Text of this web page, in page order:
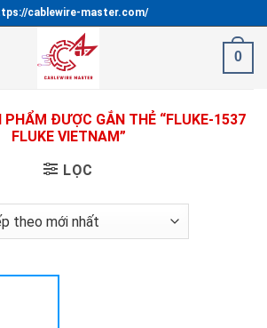
cablewire-master.com/
0
PHẨM ĐƯỢC GẮN THẺ “FLUKE-1537
FLUKE VIETNAM”
LỌC